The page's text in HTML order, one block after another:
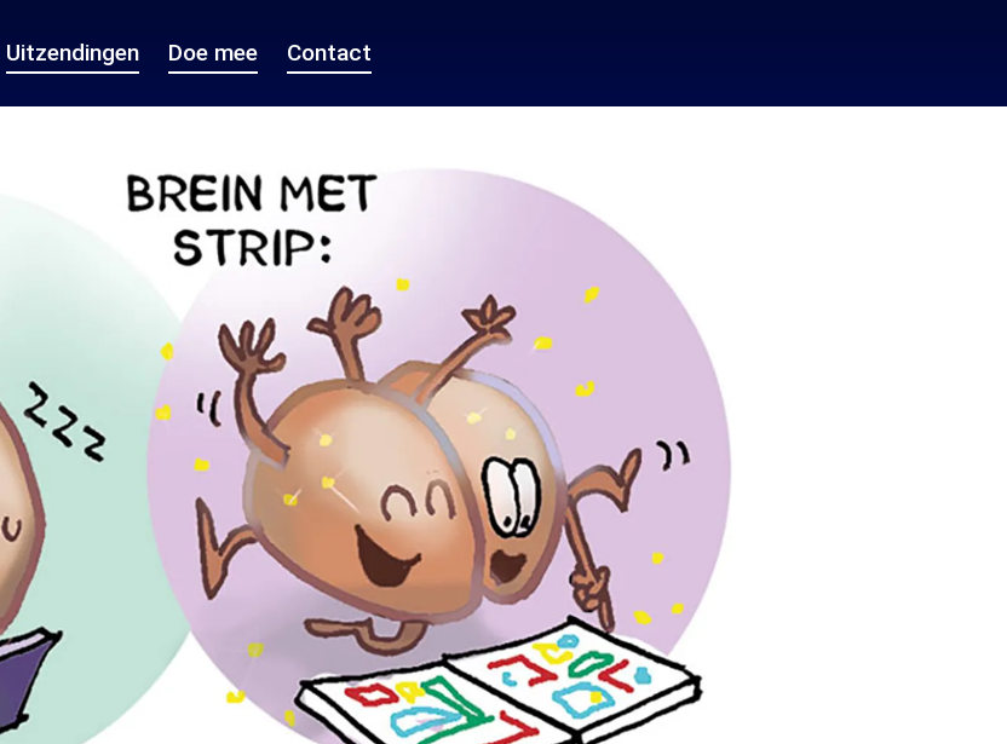
Uitzendingen Doe mee Contact